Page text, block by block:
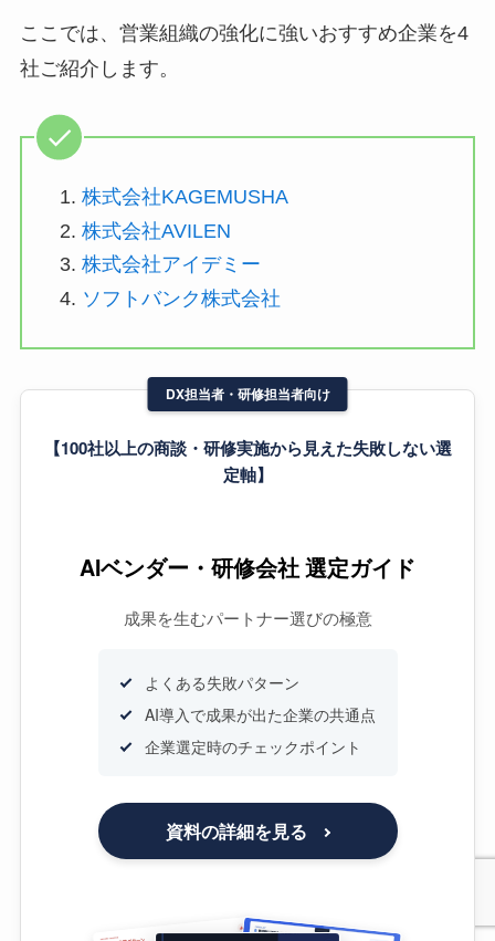
ここでは、営業組織の強化に強いおすすめ企業を4
社ご紹介します。
株式会社KAGEMUSHA
株式会社AVILEN
株式会社アイデミー
ソフトバンク株式会社
DX担当者・研修担当者向け
【100社以上の商談・研修実施から見えた失敗しない選
定軸】
AIベンダー・研修会社 選定ガイド
成果を生むパートナー選びの極意
よくある失敗パターン
AI導入で成果が出た企業の共通点
企業選定時のチェックポイント
資料の詳細を見る